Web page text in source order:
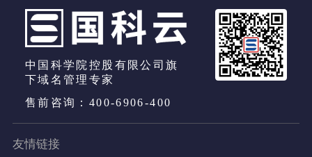
中国科学院控股有限公司旗
下域名管理专家
售前咨询：400-6906-400
友情链接